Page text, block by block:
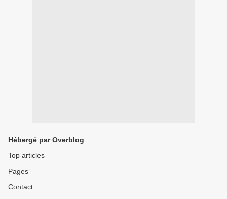
Hébergé par Overblog
Top articles
Pages
Contact